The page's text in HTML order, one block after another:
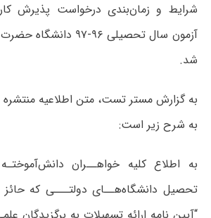
شرایط و زمان‌بندی درخواست پذیرش
آزمون سال تحصیلی ۹۶-
شد.
به گزارش مستر تست، متن اطلاعیه منتشره
به شرح زیر است:
به اطلاع کلیه خواهــران
تحصیل دانشگاه‌هــای دولتـــی که حائز